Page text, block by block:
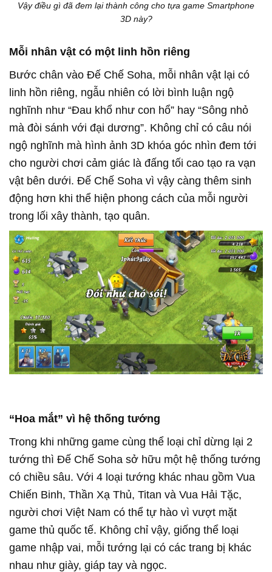
Vậy điều gì đã đem lại thành công cho tựa game Smartphone
3D này?
Mỗi nhân vật có một linh hồn riêng
Bước chân vào Đế Chế Soha, mỗi nhân vật lại có
linh hồn riêng, ngẫu nhiên có lời bình luận ngộ
nghĩnh như “Đau khổ như con hổ” hay “Sông nhỏ
mà đòi sánh với đại dương”. Không chỉ có câu nói
ngộ nghĩnh mà hình ảnh 3D khóa góc nhìn đem tới
cho người chơi cảm giác là đấng tối cao tạo ra vạn
vật bên dưới. Đế Chế Soha vì vậy càng thêm sinh
động hơn khi thể hiện phong cách của mỗi người
trong lối xây thành, tạo quân.
“Hoa mắt” vì hệ thống tướng
Trong khi những game cùng thể loại chỉ dừng lại 2
tướng thì Đế Chế Soha sở hữu một hệ thống tướng
có chiều sâu. Với 4 loại tướng khác nhau gồm Vua
Chiến Binh, Thần Xạ Thủ, Titan và Vua Hải Tặc,
người chơi Việt Nam có thể tự hào vì vượt mặt
game thủ quốc tế. Không chỉ vậy, giống thể loại
game nhập vai, mỗi tướng lại có các trang bị khác
nhau như giày, giáp tay và ngọc.